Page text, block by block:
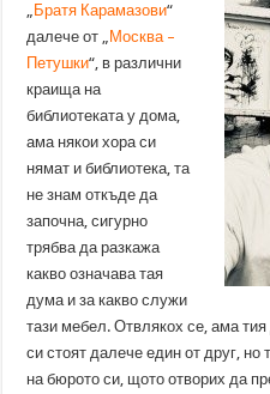
„ Братя Карамазови“
далече от „ Москва –
Петушки“, в различни
краища на
библиотеката у дома,
ама някои хора си
нямат и библиотека, та
не знам откъде да
започна, сигурно
трябва да разкажа
какво означава тая
дума и за какво служи
тази мебел. Отвлякох се, ама
си стоят далече един от друг, но
на бюрото си, щото отворих да